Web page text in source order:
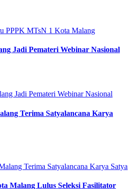
Jadi Pemateri Webinar Nasional
Terima Satyalancana Karya
Malang Lulus Seleksi Fasilitator